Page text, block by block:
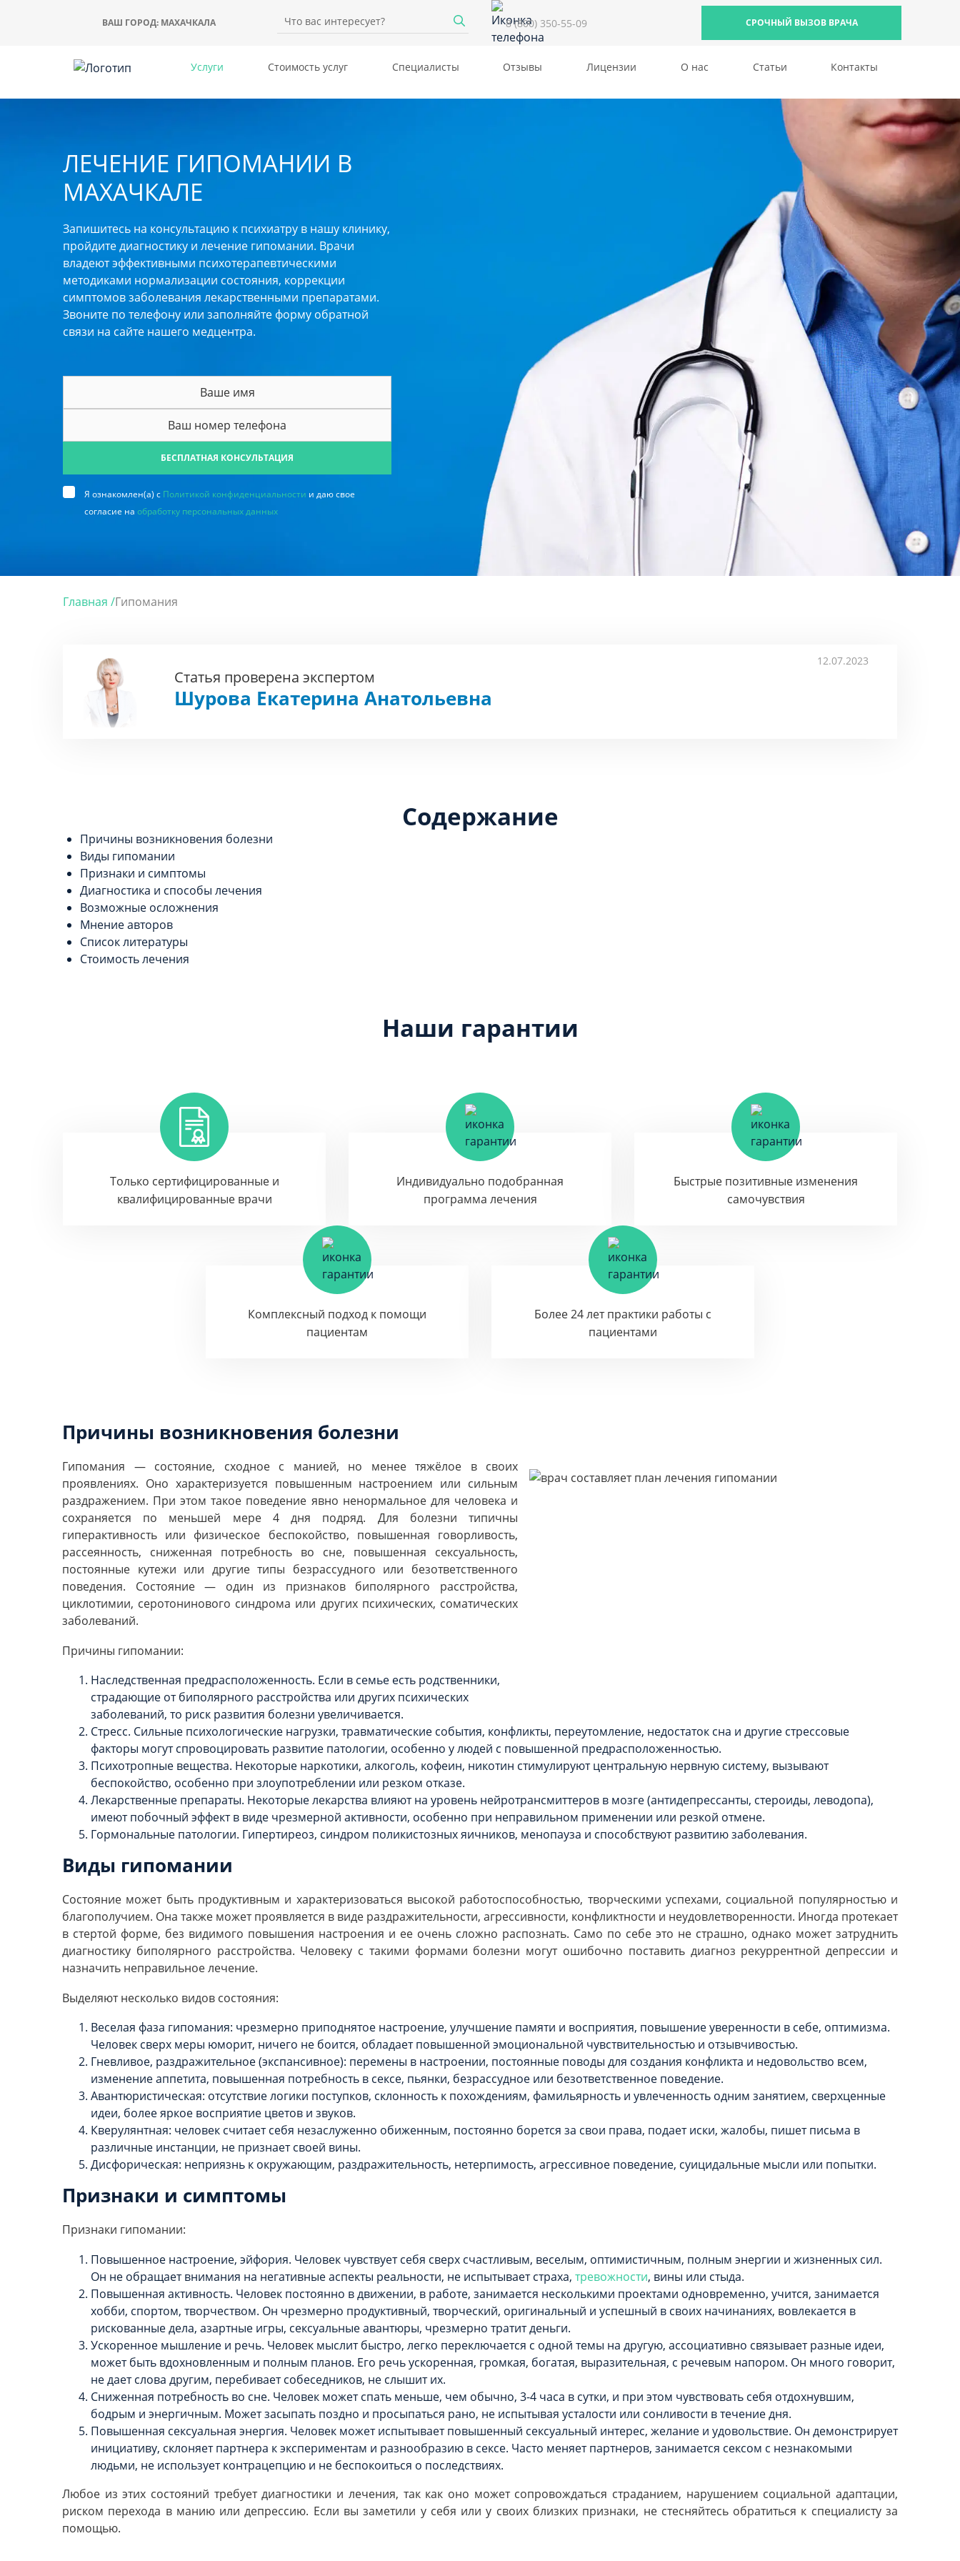
ВАШ ГОРОД: МАХАЧКАЛА 8 (800) 350-55-09 СРОЧНЫЙ ВЫЗОВ ВРАЧА
Услуги Стоимость услуг Специалисты Отзывы Лицензии О нас Статьи Контакты
ЛЕЧЕНИЕ ГИПОМАНИИ В
МАХАЧКАЛЕ
Запишитесь на консультацию к психиатру в нашу клинику,
пройдите диагностику и лечение гипомании. Врачи
владеют эффективными психотерапевтическими
методиками нормализации состояния, коррекции
симптомов заболевания лекарственными препаратами.
Звоните по телефону или заполняйте форму обратной
связи на сайте нашего медцентра.
БЕСПЛАТНАЯ КОНСУЛЬТАЦИЯ
Я ознакомлен(а) с Политикой конфиденциальности и даю свое
согласие на обработку персональных данных
Главная /Гипомания
12.07.2023
Статья проверена экспертом
Шурова Екатерина Анатольевна
Содержание
Причины возникновения болезни
Виды гипомании
Признаки и симптомы
Диагностика и способы лечения
Возможные осложнения
Мнение авторов
Список литературы
Стоимость лечения
Наши гарантии
Только сертифицированные и
квалифицированные врачи
Индивидуально подобранная
программа лечения
Быстрые позитивные изменения
самочувствия
Комплексный подход к помощи
пациентам
Более 24 лет практики работы с
пациентами
Причины возникновения болезни
Гипомания — состояние, сходное с манией, но менее тяжёлое в своих
проявлениях. Оно характеризуется повышенным настроением или сильным
раздражением. При этом такое поведение явно ненормальное для человека и
сохраняется по меньшей мере 4 дня подряд. Для болезни типичны
гиперактивность или физическое беспокойство, повышенная говорливость,
рассеянность, сниженная потребность во сне, повышенная сексуальность,
постоянные кутежи или другие типы безрассудного или безответственного
поведения. Состояние — один из признаков биполярного расстройства,
циклотимии, серотонинового синдрома или других психических, соматических
заболеваний.
Причины гипомании:
Наследственная предрасположенность. Если в семье есть родственники,
страдающие от биполярного расстройства или других психических
заболеваний, то риск развития болезни увеличивается.
Стресс. Сильные психологические нагрузки, травматические события, конфликты, переутомление, недостаток сна и другие стрессовые
факторы могут спровоцировать развитие патологии, особенно у людей с повышенной предрасположенностью.
Психотропные вещества. Некоторые наркотики, алкоголь, кофеин, никотин стимулируют центральную нервную систему, вызывают
беспокойство, особенно при злоупотреблении или резком отказе.
Лекарственные препараты. Некоторые лекарства влияют на уровень нейротрансмиттеров в мозге (антидепрессанты, стероиды, леводопа),
имеют побочный эффект в виде чрезмерной активности, особенно при неправильном применении или резкой отмене.
Гормональные патологии. Гипертиреоз, синдром поликистозных яичников, менопауза и способствуют развитию заболевания.
Виды гипомании
Состояние может быть продуктивным и характеризоваться высокой работоспособностью, творческими успехами, социальной популярностью и
благополучием. Она также может проявляется в виде раздражительности, агрессивности, конфликтности и неудовлетворенности. Иногда протекает
в стертой форме, без видимого повышения настроения и ее очень сложно распознать. Само по себе это не страшно, однако может затруднить
диагностику биполярного расстройства. Человеку с такими формами болезни могут ошибочно поставить диагноз рекуррентной депрессии и
назначить неправильное лечение.
Выделяют несколько видов состояния:
Веселая фаза гипомания: чрезмерно приподнятое настроение, улучшение памяти и восприятия, повышение уверенности в себе, оптимизма.
Человек сверх меры юморит, ничего не боится, обладает повышенной эмоциональной чувствительностью и отзывчивостью.
Гневливое, раздражительное (экспансивное): перемены в настроении, постоянные поводы для создания конфликта и недовольство всем,
изменение аппетита, повышенная потребность в сексе, пьянки, безрассудное или безответственное поведение.
Авантюристическая: отсутствие логики поступков, склонность к похождениям, фамильярность и увлеченность одним занятием, сверхценные
идеи, более яркое восприятие цветов и звуков.
Кверулянтная: человек считает себя незаслуженно обиженным, постоянно борется за свои права, подает иски, жалобы, пишет письма в
различные инстанции, не признает своей вины.
Дисфорическая: неприязнь к окружающим, раздражительность, нетерпимость, агрессивное поведение, суицидальные мысли или попытки.
Признаки и симптомы
Признаки гипомании:
Повышенное настроение, эйфория. Человек чувствует себя сверх счастливым, веселым, оптимистичным, полным энергии и жизненных сил.
Он не обращает внимания на негативные аспекты реальности, не испытывает страха, тревожности, вины или стыда.
Повышенная активность. Человек постоянно в движении, в работе, занимается несколькими проектами одновременно, учится, занимается
хобби, спортом, творчеством. Он чрезмерно продуктивный, творческий, оригинальный и успешный в своих начинаниях, вовлекается в
рискованные дела, азартные игры, сексуальные авантюры, чрезмерно тратит деньги.
Ускоренное мышление и речь. Человек мыслит быстро, легко переключается с одной темы на другую, ассоциативно связывает разные идеи,
может быть вдохновленным и полным планов. Его речь ускоренная, громкая, богатая, выразительная, с речевым напором. Он много говорит,
не дает слова другим, перебивает собеседников, не слышит их.
Сниженная потребность во сне. Человек может спать меньше, чем обычно, 3-4 часа в сутки, и при этом чувствовать себя отдохнувшим,
бодрым и энергичным. Может засыпать поздно и просыпаться рано, не испытывая усталости или сонливости в течение дня.
Повышенная сексуальная энергия. Человек может испытывает повышенный сексуальный интерес, желание и удовольствие. Он демонстрирует
инициативу, склоняет партнера к экспериментам и разнообразию в сексе. Часто меняет партнеров, занимается сексом с незнакомыми
людьми, не использует контрацепцию и не беспокоиться о последствиях.
Любое из этих состояний требует диагностики и лечения, так как оно может сопровождаться страданием, нарушением социальной адаптации,
риском перехода в манию или депрессию. Если вы заметили у себя или у своих близких признаки, не стесняйтесь обратиться к специалисту за
помощью.